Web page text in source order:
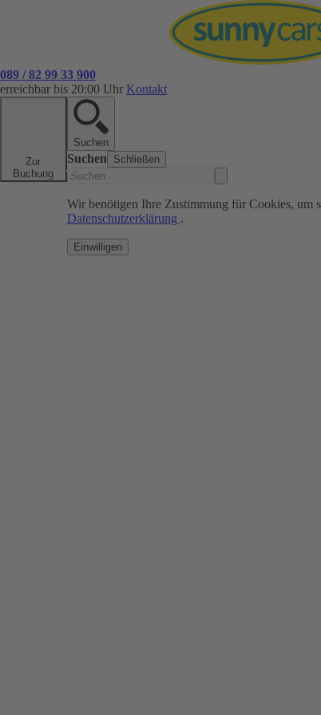
089 / 82 99 33 900
erreichbar bis 20:00 Uhr Kontakt
Zur
Buchung
Suchen
Suchen Schließen
Wir benötigen Ihre Zustimmung für Cookies, um
Datenschutzerklärung .
Einwilligen